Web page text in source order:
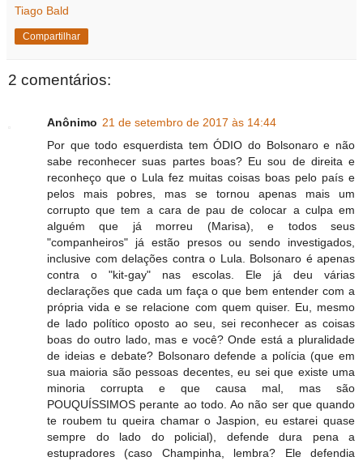
Tiago Bald
Compartilhar
2 comentários:
Anônimo 21 de setembro de 2017 às 14:44
Por que todo esquerdista tem ÓDIO do Bolsonaro e não
sabe reconhecer suas partes boas? Eu sou de direita e
reconheço que o Lula fez muitas coisas boas pelo país e
pelos mais pobres, mas se tornou apenas mais um
corrupto que tem a cara de pau de colocar a culpa em
alguém que já morreu (Marisa), e todos seus
"companheiros" já estão presos ou sendo investigados,
inclusive com delações contra o Lula. Bolsonaro é apenas
contra o "kit-gay" nas escolas. Ele já deu várias
declarações que cada um faça o que bem entender com a
própria vida e se relacione com quem quiser. Eu, mesmo
de lado político oposto ao seu, sei reconhecer as coisas
boas do outro lado, mas e você? Onde está a pluralidade
de ideias e debate? Bolsonaro defende a polícia (que em
sua maioria são pessoas decentes, eu sei que existe uma
minoria corrupta e que causa mal, mas são
POUQUÍSSIMOS perante ao todo. Ao não ser que quando
te roubem tu queira chamar o Jaspion, eu estarei quase
sempre do lado do policial), defende dura pena a
estupradores (caso Champinha, lembra? Ele defendia